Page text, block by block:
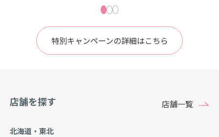
特別キャンペーンの詳細はこちら
店舗を探す 店舗一覧
北海道・東北